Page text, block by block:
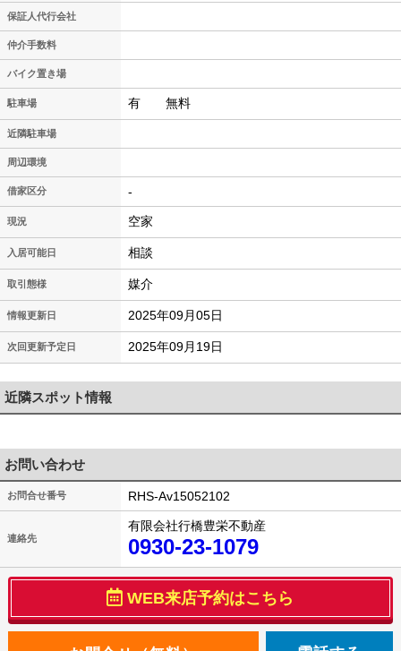
保証人代行会社
仲介手数料
バイク置き場
駐車場 有 無料
近隣駐車場
周辺環境
借家区分 -
現況 空家
入居可能日 相談
取引態様 媒介
情報更新日 2025年09月05日
次回更新予定日 2025年09月19日
近隣スポット情報
お問い合わせ
お問合せ番号 RHS-Av15052102
連絡先
有限会社行橋豊栄不動産
0930-23-1079
WEB来店予約はこちら